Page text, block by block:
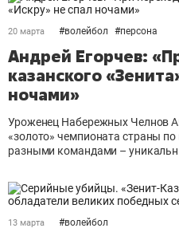
20 марта #волейбол #персона
Андрей Егорчев:
казанского
ночами»
Уроженец Набережных Челнов
«золото» чемпионата страны
разными командами –
13 марта #волейбол